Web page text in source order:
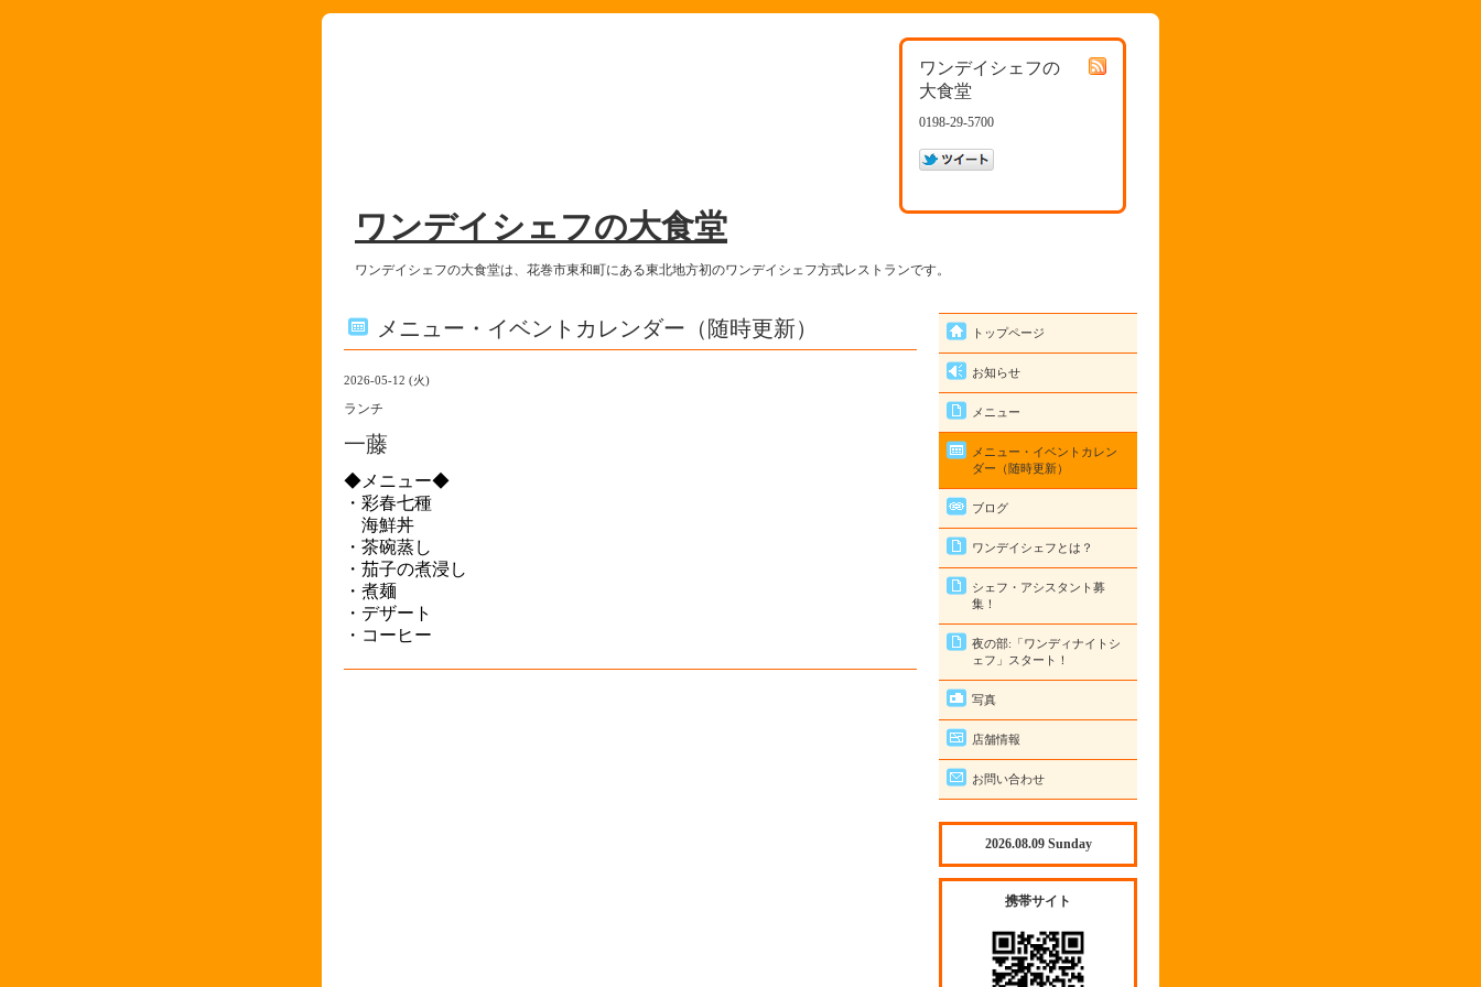
ワンデイシェフの
大食堂
0198-29-5700
ワンデイシェフの大食堂
ワンデイシェフの大食堂は、花巻市東和町にある東北地方初のワンデイシェフ方式レストランです。
メニュー・イベントカレンダー（随時更新）
2026-05-12 (火)
ランチ
一藤
◆メニュー◆
・彩春七種
海鮮丼
・茶碗蒸し
・茄子の煮浸し
・煮麺
・デザート
・コーヒー
トップページ
お知らせ
メニュー
メニュー・イベントカレン
ダー（随時更新）
ブログ
ワンデイシェフとは？
シェフ・アシスタント募
集！
夜の部:「ワンディナイトシ
ェフ」スタート！
写真
店舗情報
お問い合わせ
2026.08.09 Sunday
携帯サイト